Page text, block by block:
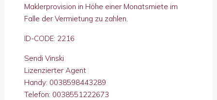
Maklerprovision in Höhe einer Monatsmiete im
Falle der Vermietung zu zahlen.
ID-CODE: 2216
Sendi Vinski
Lizenzierter Agent
Handy: 0038598443289
Telefon: 0038551222673